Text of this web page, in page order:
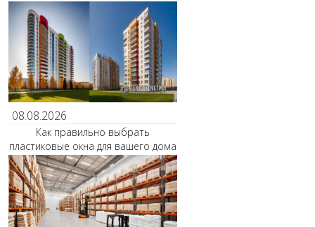
08.08.2026
Как правильно выбрать
пластиковые окна для вашего дома